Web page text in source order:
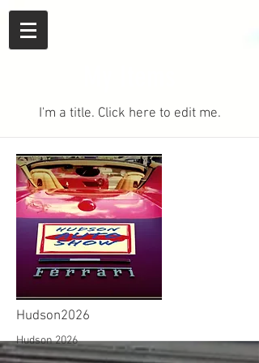
I'm a title. ​Click here to edit me.
Hudson2026
Hudson 2026